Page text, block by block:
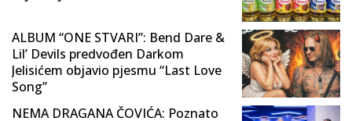
ALBUM “ONE STVARI”: Bend Dare &
Lil’ Devils predvođen Darkom
Jelisićem objavio pjesmu “Last Love
Song”
NEMA DRAGANA ČOVIĆA: Poznato